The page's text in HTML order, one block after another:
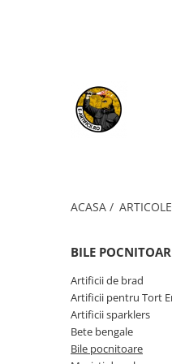
Torte de stadion
Fumigene colorate gender
Artificii gender reveal
Baloane gender reveal
Artificii de tort
Artificii sparklers
Artificii Tort Engros
ACASA /
BILE
Artificii de brad
Artificii pentru Tort
Artificii sparklers
Bete bengale
Bile pocnitoare